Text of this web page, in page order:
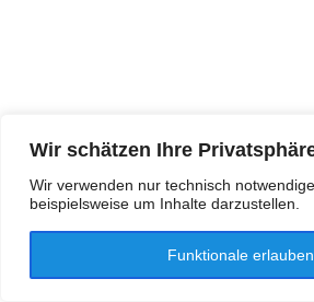
Wir schätzen Ihre
Wir verwenden nur technisch
beispielsweise um Inhalte darzustellen.
Funktionale erlauben